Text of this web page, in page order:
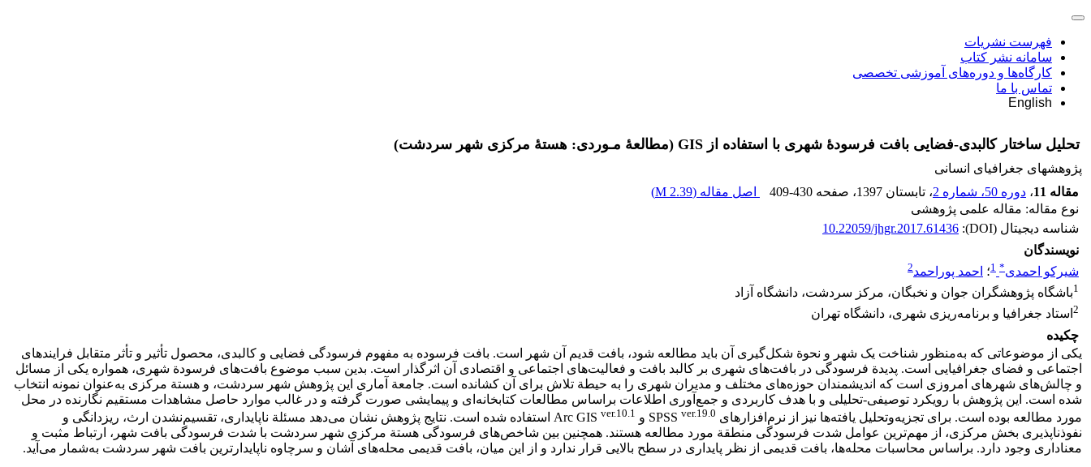
فهرست نشریات
سامانه نشر کتاب
کارگاه‌ها و دوره‌های آموزشی تخصصی
تماس با ما
English
تحلیل ساختار کالبدی-فضایی بافت فرسودۀ شهری با استفاده از GIS (مطالعۀ مـوردی: هستۀ مرکزی شهر سردشت)
پژوهشهای جغرافیای انسانی
مقاله 11
، دوره 50، شماره 2 ، تابستان 1397 ، صفحه 409-430 اصل مقاله (2.39 M
)
نوع مقاله: مقاله علمی پژوهشی
شناسه دیجیتال (DOI):
10.22059/jhgr.2017.61436
نویسندگان
شیرکو احمدی*
1؛ احمد پوراحمد2
1باشگاه پژوهشگران جوان و نخبگان، مرکز سردشت، دانشگاه آزاد
2 استاد جغرافیا و برنامه‌‌ریزی شهری، دانشگاه تهران
چکیده
یکی از موضوعاتی که به‌‌منظور شناخت یک شهر و نحوة شکل‌‌گیری آن باید مطالعه شود، بافت قدیم آن شهر است. بافت فرسوده به مفهوم فرسودگی فضایی و کالبدی، محصول تأثیر و تأثر متقابل فرایندهای
اجتماعی و فضای جغرافیایی است. پدیدة فرسودگی در بافت‌‌های شهری بر کالبد بافت و فعالیت‌‌های اجتماعی و اقتصادی آن اثرگذار است. بدین سبب موضوع بافت‌‌های فرسودة شهری، همواره یکی از مسائل
و چالش‌‌های شهرهای امروزی است که اندیشمندان حوزه‌‌های مختلف و مدیران شهری را به حیطة تلاش برای آن کشانده است. جامعة آماری این پژوهش شهر سردشت، و هستة مرکزی به‌‌عنوان نمونه انتخاب
شده است. این پژوهش با رویکرد توصیفی-تحلیلی و با هدف کاربردی و جمع‌‌آوری اطلاعات براساس مطالعات کتابخانه‌‌ای و پیمایشی صورت گرفته و در غالب موارد حاصل مشاهدات مستقیم نگارنده در محل
مورد مطالعه بوده است. برای تجزیه‌‌وتحلیل یافته‌‌ها نیز از نرم‌‌افزارهای SPSS ver.19.0 و Arc GIS ver.10.1
استفاده شده است. نتایج پژوهش نشان می‌‌دهد مسئلة ناپایداری، تقسیم‌‌نشدن ارث، ریزدانگی و
نفوذناپذیری بخش مرکزی، از مهم‌‌ترین عوامل شدت فرسودگی منطقة مورد مطالعه هستند. همچنین بین شاخص‌‌های فرسودگی هستة مرکزی شهر سردشت با شدت فرسودگی بافت شهر، ارتباط مثبت و
معناداری وجود دارد. براساس محاسبات محله‌‌ها، بافت قدیمی از نظر پایداری در سطح بالایی قرار ندارد و از این میان، بافت قدیمی محله‌‌های آشان و سرچاوه ناپایدارترین بافت شهر سردشت به‌‌‌شمار می‌‌آید.